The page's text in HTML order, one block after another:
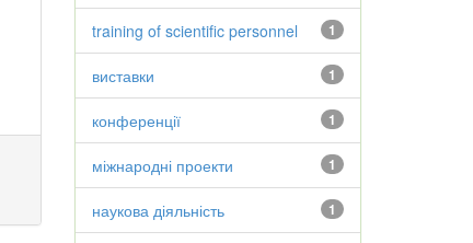
1
training of scientific personnel
1
виставки
1
конференції
1
міжнародні проекти
1
наукова діяльність